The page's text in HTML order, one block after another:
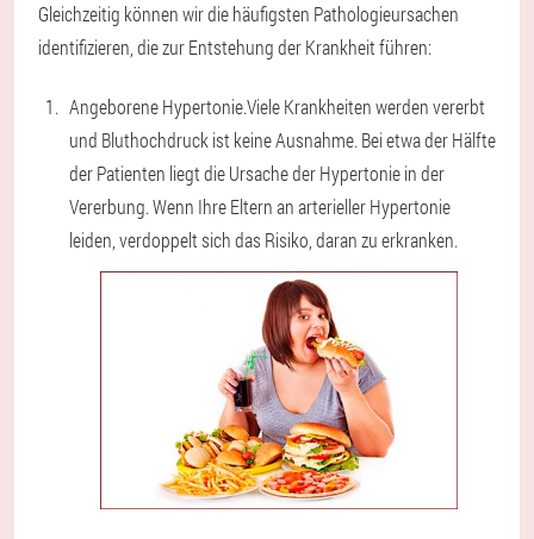
Gleichzeitig können wir die häufigsten Pathologieursachen
identifizieren, die zur Entstehung der Krankheit führen:
Angeborene Hypertonie.Viele Krankheiten werden vererbt
und Bluthochdruck ist keine Ausnahme. Bei etwa der Hälfte
der Patienten liegt die Ursache der Hypertonie in der
Vererbung. Wenn Ihre Eltern an arterieller Hypertonie
leiden, verdoppelt sich das Risiko, daran zu erkranken.